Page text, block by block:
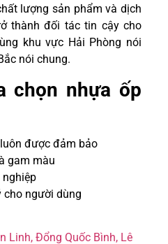
lượng sản phẩm và dịch
thành đối tác tin cậy cho
khu vực Hải Phòng nói
nói chung.
chọn nhựa ốp
được đảm bảo
gam màu
nghiệp
người dùng
Linh, Đổng Quốc Bình, Lê